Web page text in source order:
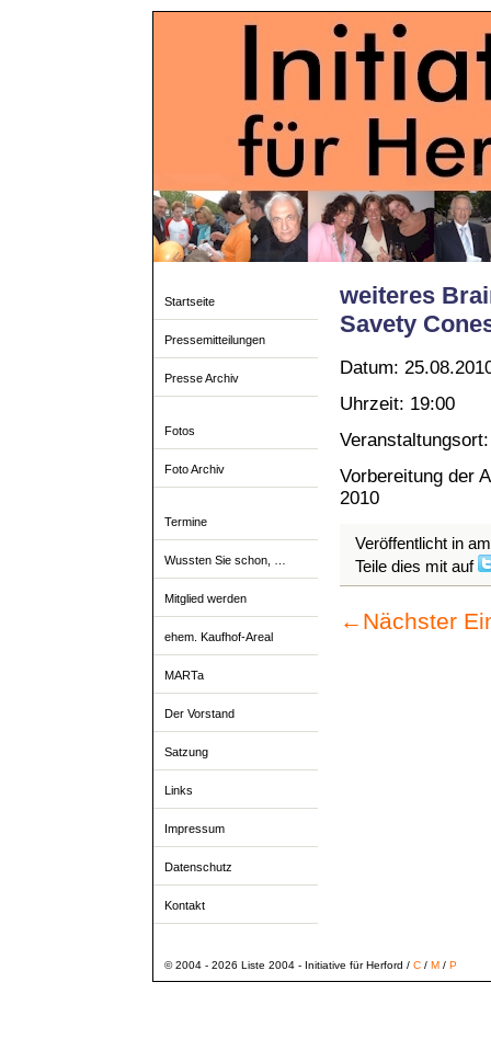
Startseite
Pressemitteilungen
Presse Archiv
Fotos
Foto Archiv
Termine
Wussten Sie schon, …
Mitglied werden
ehem. Kaufhof-Areal
MARTa
Der Vorstand
Satzung
Links
Impressum
Datenschutz
Kontakt
weiteres
Savety
Datum:
Uhrzeit: 19:00
Vorbereitung der
2010
Veröffentlicht in
Teile dies mit auf
← Nächster
© 2004 - 2026 Liste 2004 - Initiative für Herford / C/ M/ P